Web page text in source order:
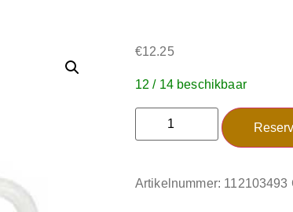
€12.25
12 / 14 beschikbaar
Artikelnummer: 112103493